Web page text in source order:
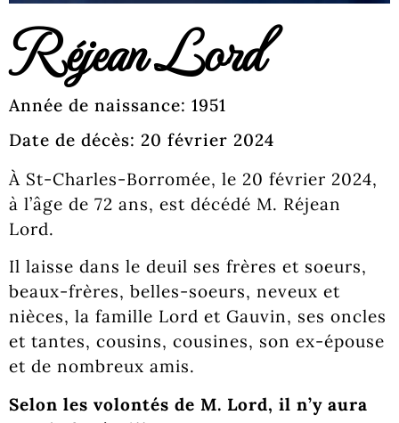
Réjean Lord
Année de naissance: 1951
Date de décès: 20 février 2024
À St-Charles-Borromée, le 20 février 2024,
à l’âge de 72 ans, est décédé M. Réjean
Lord.
Il laisse dans le deuil ses frères et soeurs,
beaux-frères, belles-soeurs, neveux et
nièces, la famille Lord et Gauvin, ses oncles
et tantes, cousins, cousines, son ex-épouse
et de nombreux amis.
Selon les volontés de M. Lord, il n’y aura